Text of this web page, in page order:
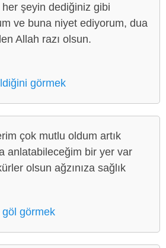
şeyin dediğiniz gibi
ve buna niyet ediyorum, dua
Allah razı olsun.
görmek
çok mutlu oldum artık
anlatabileceğim bir yer var
olsun ağzınıza sağlık
görmek